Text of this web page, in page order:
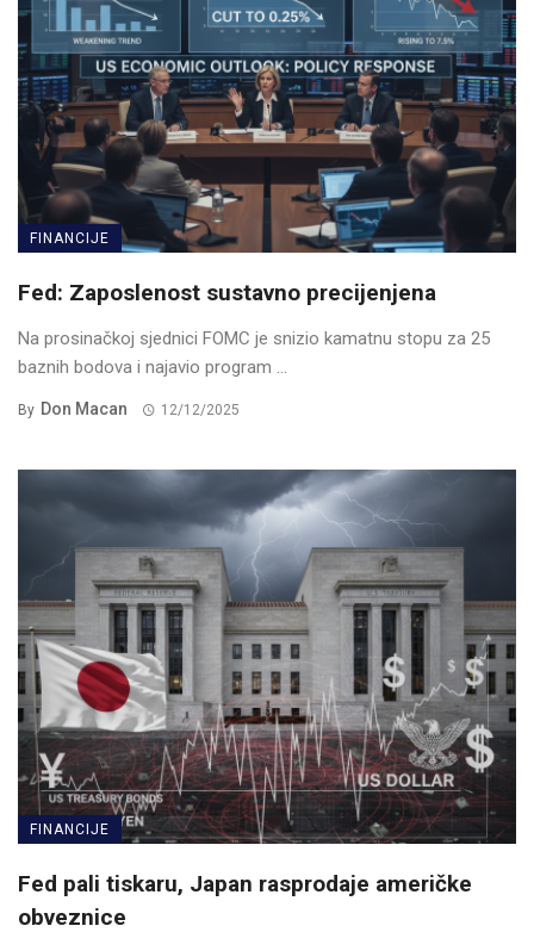
FINANCIJE
Fed: Zaposlenost sustavno precijenjena
Na prosinačkoj sjednici FOMC je snizio kamatnu stopu za 25
baznih bodova i najavio program ...
By Don Macan 12/12/2025
FINANCIJE
Fed pali tiskaru, Japan rasprodaje američke
obveznice